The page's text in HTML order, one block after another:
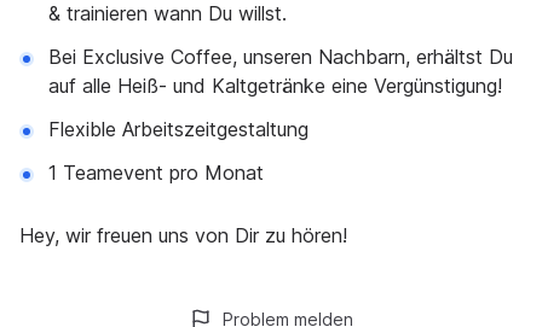
& trainieren wann Du willst.
Bei Exclusive Coffee, unseren Nachbarn, erhältst Du
auf alle Heiß- und Kaltgetränke eine Vergünstigung!
Flexible Arbeitszeitgestaltung
1 Teamevent pro Monat
Hey, wir freuen uns von Dir zu hören!
Problem melden